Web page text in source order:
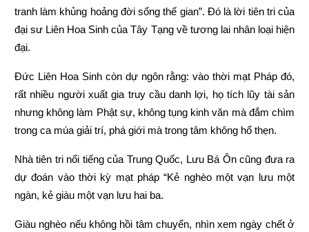
tranh làm khủng hoảng đời sống thế gian”. Đó là lời tiên tri của
đại sư Liên Hoa Sinh của Tây Tạng về tương lai nhân loại hiện
đại.
Đức Liên Hoa Sinh còn dự ngôn rằng: vào thời mạt Pháp đó,
rất nhiều người xuất gia truy cầu danh lợi, họ tích lũy tài sản
nhưng không làm Phật sự, không tụng kinh văn mà đắm chìm
trong ca múa giải trí, phá giới mà trong tâm không hổ thẹn.
Nhà tiên tri nổi tiếng của Trung Quốc, Lưu Bá Ôn cũng đưa ra
dự đoán vào thời kỳ mạt pháp “Kẻ nghèo một vạn lưu một
ngàn, kẻ giàu một vạn lưu hai ba.
Giàu nghèo nếu không hồi tâm chuyển, nhìn xem ngày chết ở